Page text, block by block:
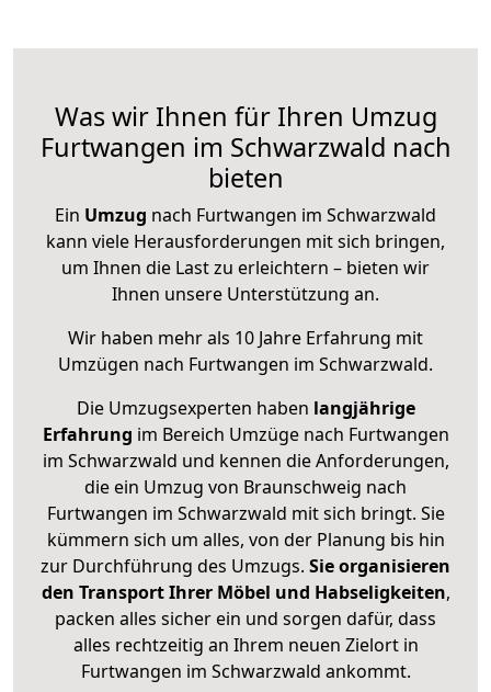
Was wir Ihnen für Ihren Umzug
Furtwangen im Schwarzwald nach
bieten
Ein Umzug nach Furtwangen im Schwarzwald
kann viele Herausforderungen mit sich bringen,
um Ihnen die Last zu erleichtern – bieten wir
Ihnen unsere Unterstützung an.
Wir haben mehr als 10 Jahre Erfahrung mit
Umzügen nach Furtwangen im Schwarzwald.
Die Umzugsexperten haben langjährige
Erfahrung im Bereich Umzüge nach Furtwangen
im Schwarzwald und kennen die Anforderungen,
die ein Umzug von Braunschweig nach
Furtwangen im Schwarzwald mit sich bringt. Sie
kümmern sich um alles, von der Planung bis hin
zur Durchführung des Umzugs. Sie organisieren
den Transport Ihrer Möbel und Habseligkeiten,
packen alles sicher ein und sorgen dafür, dass
alles rechtzeitig an Ihrem neuen Zielort in
Furtwangen im Schwarzwald ankommt.